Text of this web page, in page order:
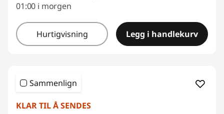
01:00 i morgen
Hurtigvisning Legg i handlekurv
Sammenlign
KLAR TIL Å SENDES